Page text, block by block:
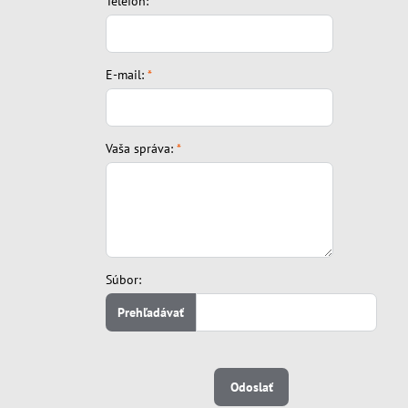
E-mail:*
Vaša správa:*
Súbor:
Odoslať